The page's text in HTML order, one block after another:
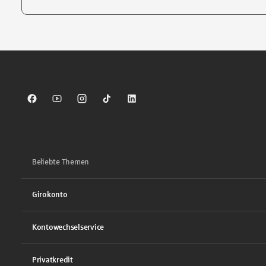
Sparkasse auf Facebook
Sparkasse auf Youtube
Sparkasse auf Instagram
Sparkasse auf TikTok
Sparkasse auf LinkedIn
Beliebte Themen
Girokonto
Kontowechselservice
Privatkredit